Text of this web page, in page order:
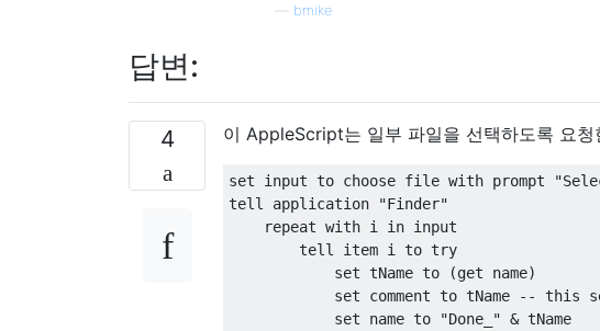
bmike
답변:
4 이 AppleScript는 일부 파일을 선택하도록 요
set input to choose file with prompt
tell application
"Finder"
    repeat
with i in input
        tell item i to
try
set tName to (get name)
set comment to tName -- this
set name to "Done_" & tName